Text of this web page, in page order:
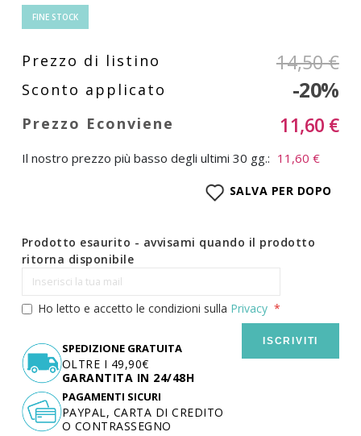
FINE STOCK
14,50 €
-20%
11,60 €
Il nostro prezzo più basso degli ultimi 30 gg.: 11,60 €
SALVA PER DOPO
Prodotto esaurito - avvisami quando il prodotto
ritorna disponibile
Ho letto e accetto le condizioni sulla Privacy
ISCRIVITI
SPEDIZIONE GRATUITA
OLTRE I 49,90€
GARANTITA IN 24/48H
PAGAMENTI SICURI
PAYPAL, CARTA DI CREDITO
O CONTRASSEGNO